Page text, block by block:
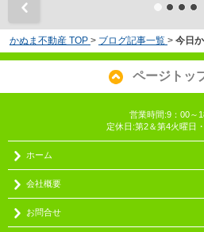
かぬま不動産 TOP > ブログ記事一覧 > 今日
ページトッ
営業時間:9：00～
定休日:第2＆第4火曜日
ホーム
会社概要
お問合せ